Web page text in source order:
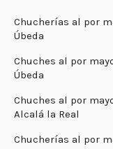
Chucherías al por
Úbeda
Chuches al por
Úbeda
Chuches al por
Alcalá la Real
Chucherías al por